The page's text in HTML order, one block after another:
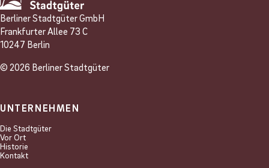
Berliner Stadtgüter GmbH
Frankfurter Allee 73 C
10247 Berlin
© 2026 Berliner Stadtgüter
UNTERNEHMEN
Die Stadtgüter
Vor Ort
Historie
Kontakt